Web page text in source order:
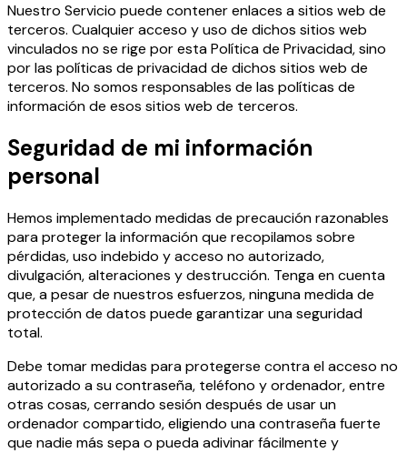
Nuestro Servicio puede contener enlaces a sitios web de
terceros. Cualquier acceso y uso de dichos sitios web
vinculados no se rige por esta Política de Privacidad, sino
por las políticas de privacidad de dichos sitios web de
terceros. No somos responsables de las políticas de
información de esos sitios web de terceros.
Seguridad de mi información
personal
Hemos implementado medidas de precaución razonables
para proteger la información que recopilamos sobre
pérdidas, uso indebido y acceso no autorizado,
divulgación, alteraciones y destrucción. Tenga en cuenta
que, a pesar de nuestros esfuerzos, ninguna medida de
protección de datos puede garantizar una seguridad
total.
Debe tomar medidas para protegerse contra el acceso no
autorizado a su contraseña, teléfono y ordenador, entre
otras cosas, cerrando sesión después de usar un
ordenador compartido, eligiendo una contraseña fuerte
que nadie más sepa o pueda adivinar fácilmente y